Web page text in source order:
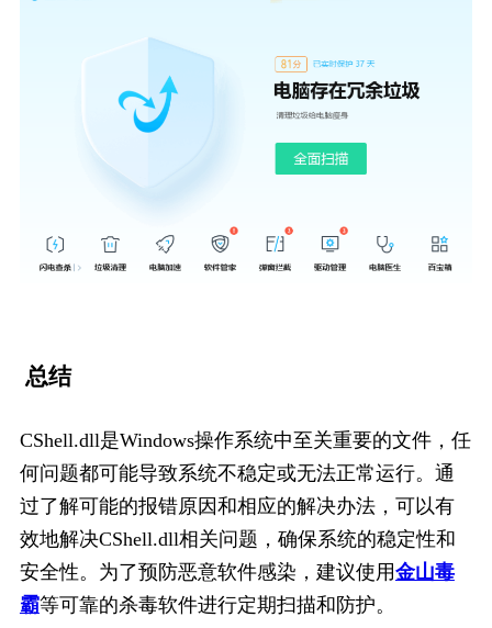
总结
CShell.dll是Windows操作系统中至关重要的文件，任
何问题都可能导致系统不稳定或无法正常运行。通
过了解可能的报错原因和相应的解决办法，可以有
效地解决CShell.dll相关问题，确保系统的稳定性和
安全性。为了预防恶意软件感染，建议使用金山毒
霸等可靠的杀毒软件进行定期扫描和防护。